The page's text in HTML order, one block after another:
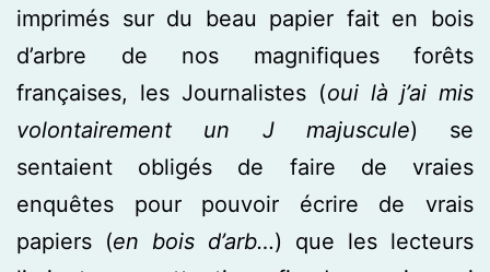
imprimés sur du beau papier fait en bois
d’arbre de nos magnifiques forêts
françaises, les Journalistes (oui là j’ai mis
volontairement un J majuscule) se
sentaient obligés de faire de vraies
enquêtes pour pouvoir écrire de vrais
papiers (en bois d’arb…) que les lecteurs